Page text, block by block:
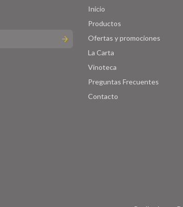
Inicio
Productos
Ofertas y promociones
La Carta
Vinoteca
Preguntas Frecuentes
Contacto